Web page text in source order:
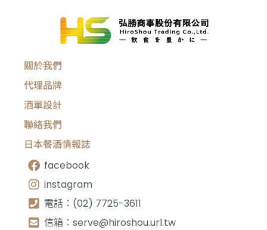
關於我們
代理品牌
酒單設計
聯絡我們
日本餐酒情報誌
facebook
instagram
電話：(02) 7725-3611
信箱：serve@hiroshou.url.tw